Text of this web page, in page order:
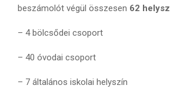
beszámolót végül összesen 62
– 4 bölcsődei csoport
– 40 óvodai csoport
– 7 általános iskolai helyszín